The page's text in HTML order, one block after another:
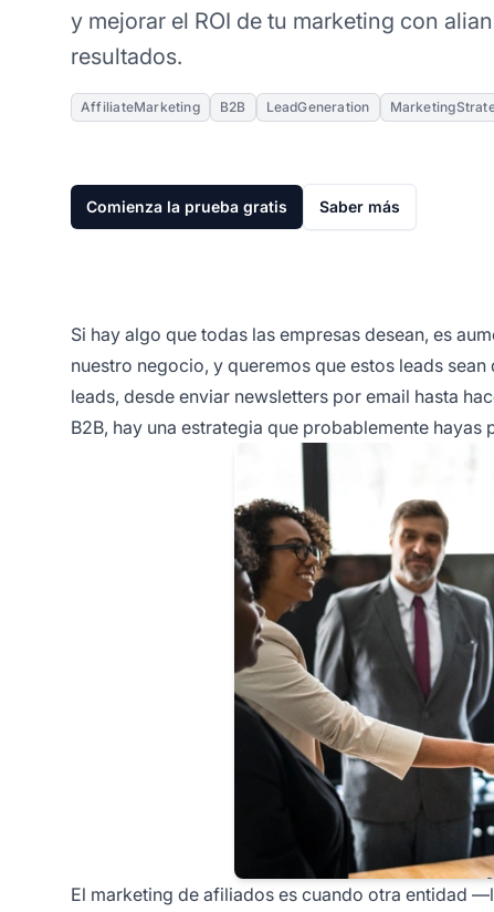
y mejorar el ROI de tu marketing con
resultados.
AffiliateMarketing B2B LeadGeneration
Comienza la prueba gratis Saber más
Si hay algo que todas las empresas desean, es
nuestro negocio, y queremos que estos leads
leads, desde enviar newsletters por email hasta
B2B, hay una estrategia que probablemente
El marketing de afiliados es cuando otra entidad